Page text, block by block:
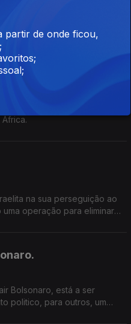
na pacificação das
das Nações
na sua perseguição ao
operação para eliminar
Bolsonaro, está a ser
politico, para outros, um
partir de onde ficou,